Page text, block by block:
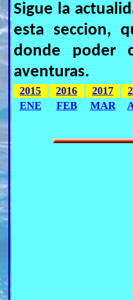
Sigue la
esta seccion,
donde poder
aventuras.
2015 2016 2017
ENE
FEB MAR